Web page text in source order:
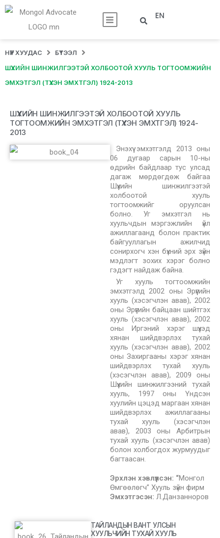
EN
НҮҮР ХУУДАС БҮТЭЭЛ
ШҮҮХИЙН ШИНЖИЛГЭЭТЭЙ ХОЛБООТОЙ ХУУЛЬ ТОГТООМЖИЙН
ЭМХЭТГЭЛ (ТҮҮХЭН ЭМХТГЭЛ) 1924-2013
ШҮҮХИЙН ШИНЖИЛГЭЭТЭЙ ХОЛБООТОЙ ХУУЛЬ
ТОГТООМЖИЙН ЭМХЭТГЭЛ (ТҮҮХЭН ЭМХТГЭЛ) 1924-
2013
Энэхүү эмхэтгэлд 2013 оны
06 дугаар сарын 10-ны
өдрийн байдлаар тус улсад
дагаж мөрдөгдөж байгаа
Шүүхийн шинжилгээтэй
холбоотой хууль
тогтоомжийг оруулсан
болно. Уг эмхэтгэл нь
хуульчдын мэргэжлийн үйл
ажиллагаанд болон практик
байгууллагын ажилчид
сонирхогч хэн бүхний эрх зүйн
мэдлэгт зохих хэрэг болно
гэдэгт найдаж байна.
Уг хууль тогтоомжийн
эмхэтгэлд 2002 оны Эрүүгийн
хууль (хэсэгчлэн авав), 2002
оны Эрүүгийн байцаан шийтгэх
хууль (хэсэгчлэн авав), 2002
оны Иргэний хэрэг шүүхэд
хянан шийдвэрлэх тухай
хууль (хэсэгчлэн авав), 2002
оны Захиргааны хэрэг хянан
шийдвэрлэх тухай хууль
(хэсэгчлэн авав), 2009 оны
Шүүхийн шинжилгээний тухай
хууль, 1997 оны Үндсэн
хуулийн цэцэд маргаан хянан
шийдвэрлэх ажиллагааны
тухай хууль (хэсэгчлэн
авав), 2003 оны Арбитрын
тухай хууль (хэсэгчлэн авав)
болон холбогдох журмуудыг
багтаасан.
Эрхлэн хэвлүүлсэн: “Монгол
Өмгөөлөгч” Хууль зүйн фирм
Эмхэтгэсэн: Л.Данзанноров
ТАЙЛАНДЫН ВАНТ УЛСЫН
ХУУЛЬЧИЙН ТУХАЙ ХУУЛЬ